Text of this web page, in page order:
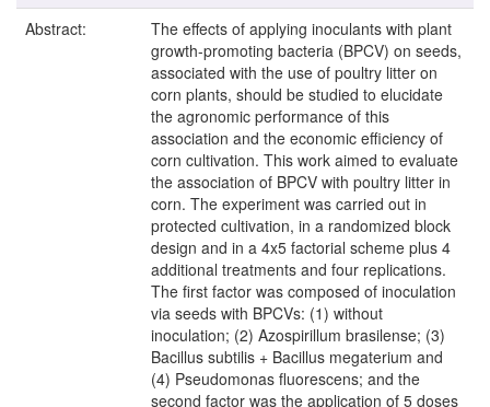
Abstract:
The effects of applying inoculants with plant
growth-promoting bacteria (BPCV) on seeds,
associated with the use of poultry litter on
corn plants, should be studied to elucidate
the agronomic performance of this
association and the economic efficiency of
corn cultivation. This work aimed to evaluate
the association of BPCV with poultry litter in
corn. The experiment was carried out in
protected cultivation, in a randomized block
design and in a 4x5 factorial scheme plus 4
additional treatments and four replications.
The first factor was composed of inoculation
via seeds with BPCVs: (1) without
inoculation; (2) Azospirillum brasilense; (3)
Bacillus subtilis + Bacillus megaterium and
(4) Pseudomonas fluorescens; and the
second factor was the application of 5 doses